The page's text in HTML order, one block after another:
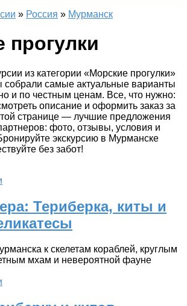
» Россия » Мурманск
прогулки
из категории «Морские прогулки»
самые актуальные варианты
и по честным ценам. Все, что нужно:
описание и оформить заказ за
странице — лучшие предложения
фото, отзывы, условия и
экскурсию в Мурманске
без забот!
Териберка, киты и
к скелетам кораблей, круглым
мхам и невероятной фауне